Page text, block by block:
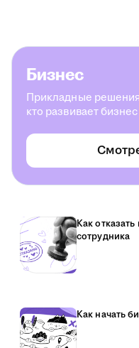
Бизнес
Прикладные
кто развивает
Как
сотрудника
Как начать